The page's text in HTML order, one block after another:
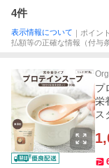
4件
表示情報について ｜ポイン
払額等の正確な情報（付与
プ
栄
ス